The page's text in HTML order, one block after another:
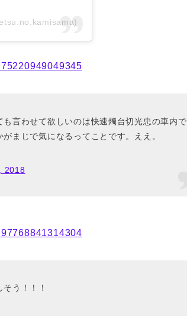
言わせて欲しいのは快速燭台切光忠の車内で
まじで気になるってことです。ええ。
2018
う！！！